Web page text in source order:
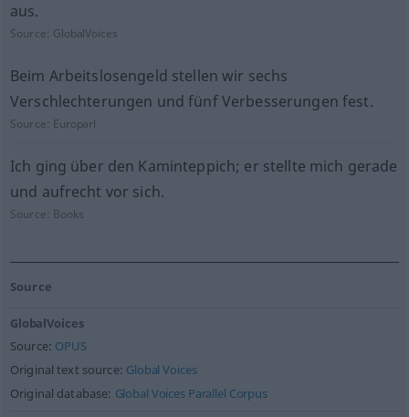
aus.
Source: GlobalVoices
Beim Arbeitslosengeld stellen wir sechs
Verschlechterungen und fünf Verbesserungen fest.
Source: Europarl
Ich ging über den Kaminteppich; er stellte mich gerade
und aufrecht vor sich.
Source: Books
Source
GlobalVoices
Source: OPUS
Original text source: Global Voices
Original database: Global Voices Parallel Corpus